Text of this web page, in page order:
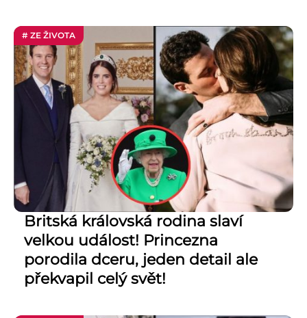
# ZE ŽIVOTA
Britská královská rodina slaví
velkou událost! Princezna
porodila dceru, jeden detail ale
překvapil celý svět!